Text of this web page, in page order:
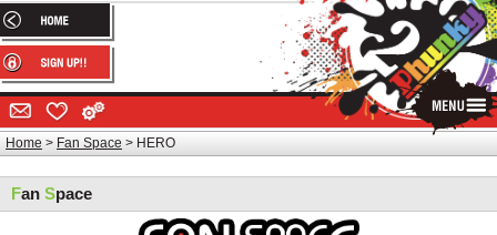
Home Fan Space HERO
Fan Space